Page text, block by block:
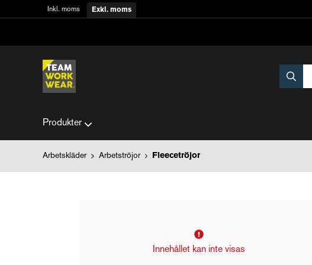
Inkl. moms Exkl. moms
Produkter
Arbetskläder Arbetströjor Fleecetröjor
Innehållet kan inte visas